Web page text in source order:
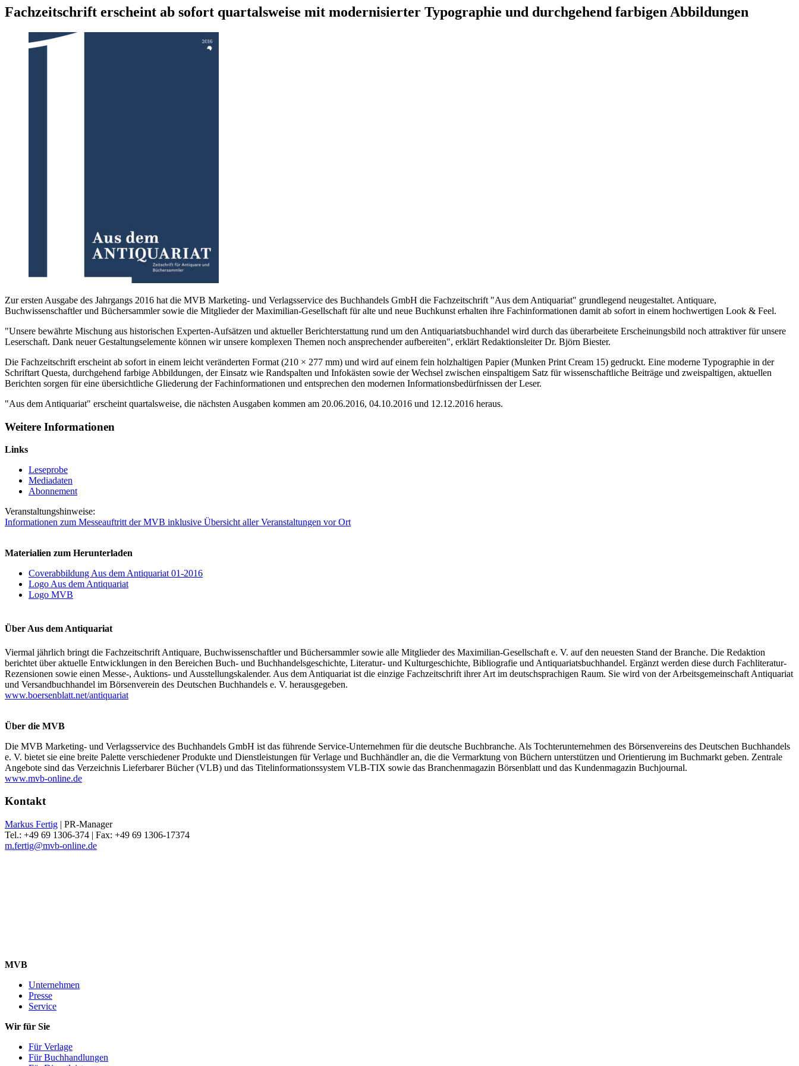
Fachzeitschrift erscheint ab sofort quartalsweise mit modernisierter Typographie und durchgehend farbigen Abbildungen
Zur ersten Ausgabe des Jahrgangs 2016 hat die MVB Marketing- und Verlagsservice des Buchhandels GmbH die Fachzeitschrift "Aus dem Antiquariat" grundlegend neugestaltet. Antiquare,
Buchwissenschaftler und Büchersammler sowie die Mitglieder der Maximilian-Gesellschaft für alte und neue Buchkunst erhalten ihre Fachinformationen damit ab sofort in einem hochwertigen Look & Feel.
"Unsere bewährte Mischung aus historischen Experten-Aufsätzen und aktueller Berichterstattung rund um den Antiquariatsbuchhandel wird durch das überarbeitete Erscheinungsbild noch attraktiver für unsere
Leserschaft. Dank neuer Gestaltungselemente können wir unsere komplexen Themen noch ansprechender aufbereiten", erklärt Redaktionsleiter Dr. Björn Biester.
Die Fachzeitschrift erscheint ab sofort in einem leicht veränderten Format (210 × 277 mm) und wird auf einem fein holzhaltigen Papier (Munken Print Cream 15) gedruckt. Eine moderne Typographie in der
Schriftart Questa, durchgehend farbige Abbildungen, der Einsatz wie Randspalten und Infokästen sowie der Wechsel zwischen einspaltigem Satz für wissenschaftliche Beiträge und zweispaltigen, aktuellen
Berichten sorgen für eine übersichtliche Gliederung der Fachinformationen und entsprechen den modernen Informationsbedürfnissen der Leser.
"Aus dem Antiquariat" erscheint quartalsweise, die nächsten Ausgaben kommen am 20.06.2016, 04.10.2016 und 12.12.2016 heraus.
Weitere Informationen
Links
Leseprobe
Mediadaten
Abonnement
Veranstaltungshinweise:
Informationen zum Messeauftritt der MVB inklusive Übersicht aller Veranstaltungen vor Ort
Materialien zum Herunterladen
Coverabbildung Aus dem Antiquariat 01-2016
Logo Aus dem Antiquariat
Logo MVB
Über Aus dem Antiquariat
Viermal jährlich bringt die Fachzeitschrift Antiquare, Buchwissenschaftler und Büchersammler sowie alle Mitglieder des Maximilian-Gesellschaft e. V. auf den neuesten Stand der Branche. Die Redaktion
berichtet über aktuelle Entwicklungen in den Bereichen Buch- und Buchhandelsgeschichte, Literatur- und Kulturgeschichte, Bibliografie und Antiquariatsbuchhandel. Ergänzt werden diese durch Fachliteratur-
Rezensionen sowie einen Messe-, Auktions- und Ausstellungskalender. Aus dem Antiquariat ist die einzige Fachzeitschrift ihrer Art im deutschsprachigen Raum. Sie wird von der Arbeitsgemeinschaft Antiquariat
und Versandbuchhandel im Börsenverein des Deutschen Buchhandels e. V. herausgegeben.
www.boersenblatt.net/antiquariat
Über die MVB
Die MVB Marketing- und Verlagsservice des Buchhandels GmbH ist das führende Service-Unternehmen für die deutsche Buchbranche. Als Tochterunternehmen des Börsenvereins des Deutschen Buchhandels
e. V. bietet sie eine breite Palette verschiedener Produkte und Dienstleistungen für Verlage und Buchhändler an, die die Vermarktung von Büchern unterstützen und Orientierung im Buchmarkt geben. Zentrale
Angebote sind das Verzeichnis Lieferbarer Bücher (VLB) und das Titelinformationssystem VLB-TIX sowie das Branchenmagazin Börsenblatt und das Kundenmagazin Buchjournal.
www.mvb-online.de
Kontakt
Markus Fertig | PR-Manager
Tel.: +49 69 1306-374 | Fax: +49 69 1306-17374
m.fertig@mvb-online.de
MVB
Unternehmen
Presse
Service
Wir für Sie
Für Verlage
Für Buchhandlungen